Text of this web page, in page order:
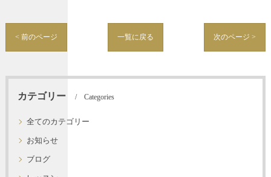
< 前のページ 一覧に戻る 次のページ >
カテゴリー Categories
全てのカテゴリー
お知らせ
ブログ